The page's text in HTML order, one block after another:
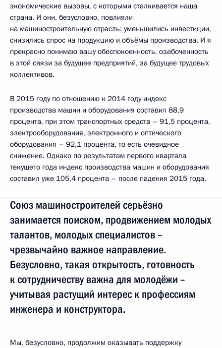
экономические вызовы, с которыми сталкивается наша
страна. И они, безусловно, повлияли
на машиностроительную отрасль: уменьшились инвестиции,
снизились спрос на продукцию и объёмы производства. И я
прекрасно понимаю вашу обеспокоенность, озабоченность
в этой связи за будущее предприятий, за будущее трудовых
коллективов.
В 2015 году по отношению к 2014 году индекс
производства машин и оборудования составил 88,9
процента, при этом транспортных средств – 91,5 процента,
электрооборудования, электронного и оптического
оборудования – 92,1 процента, то есть очевидное
снижение. Однако по результатам первого квартала
текущего года индекс производства машин и оборудования
составил уже 105,4 процента – после падения 2015 года.
Союз машиностроителей серьёзно
занимается поиском, продвижением молодых
талантов, молодых специалистов –
чрезвычайно важное направление.
Безусловно, такая открытость, готовность
к сотрудничеству важна для молодёжи –
учитывая растущий интерес к профессиям
инженера и конструктора.
Мы, безусловно, продолжим оказывать поддержку